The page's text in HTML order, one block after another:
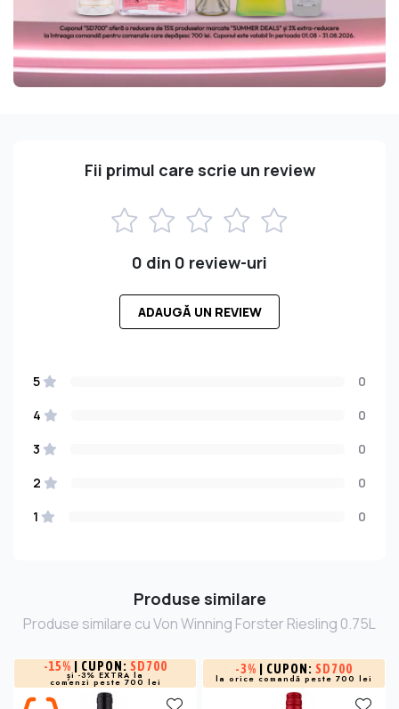
Fii primul care scrie un review
0 din 0 review-uri
ADAUGĂ UN REVIEW
5
0
4
0
3
0
2
0
1
0
Produse similare
Produse similare cu Von Winning Forster Riesling 0.75L
-15% | CUPON: SD700
și -3% EXTRA la
comenzi peste 700 lei
-3% | CUPON: SD700
la orice comandă peste 700 lei